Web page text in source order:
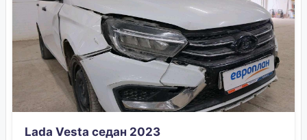
Lada Vesta седан 2023